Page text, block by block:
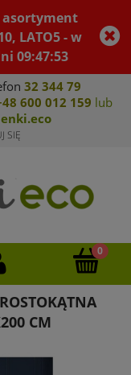
asortyment
LATO5 - w
09:47:53
32 344 79
8 600 012 159 lub
SIĘ
CM